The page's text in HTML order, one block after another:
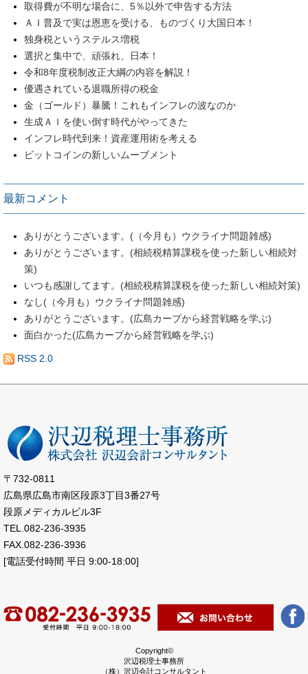
取得費が不明な場合に、5％以外で申告する方法
ＡＩ普及で実は恩恵を受ける、ものづくり大国日本！
独身税というステルス増税
選択と集中で、頑張れ、日本！
令和8年度税制改正大綱の内容を解説！
優遇されている退職所得の税金
金（ゴールド）暴騰！これもインフレの波なのか
生成ＡＩを使い倒す時代がやってきた
インフレ時代到来！資産運用術を考える
ビットコインの新しいムーブメント
最新コメント
ありがとうございます。(（今月も）ウクライナ問題雑感)
ありがとうございます。(相続税精算課税を使った新しい相続対
策)
いつも感謝してます。(相続税精算課税を使った新しい相続対策)
なし(（今月も）ウクライナ問題雑感)
ありがとうございます。(広島カープから経営戦略を学ぶ)
面白かった(広島カープから経営戦略を学ぶ)
RSS 2.0
〒732-0811
広島県広島市南区段原3丁目3番27号
段原メディカルビル3F
TEL.082-236-3935
FAX.082-236-3936
[電話受付時間 平日 9:00-18:00]
Copyright©
沢辺税理士事務所
（株）沢辺会計コンサルタント